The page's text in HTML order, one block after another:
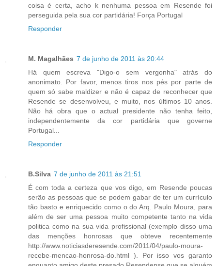
coisa é certa, acho k nenhuma pessoa em Resende foi
perseguida pela sua cor partidária! Força Portugal
Responder
M. Magalhães 7 de junho de 2011 às 20:44
Há quem escreva "Digo-o sem vergonha" atrás do
anonimato. Por favor, menos tiros nos pés por parte de
quem só sabe maldizer e não é capaz de reconhecer que
Resende se desenvolveu, e muito, nos últimos 10 anos.
Não há obra que o actual presidente não tenha feito,
independentemente da cor partidária que governe
Portugal...
Responder
B.Silva 7 de junho de 2011 às 21:51
É com toda a certeza que vos digo, em Resende poucas
serão as pessoas que se podem gabar de ter um currículo
tão basto e enriquecido como o do Arq. Paulo Moura, para
além de ser uma pessoa muito competente tanto na vida
politica como na sua vida profissional (exemplo disso uma
das menções honrosas que obteve recentemente
http://www.noticiasderesende.com/2011/04/paulo-moura-
recebe-mencao-honrosa-do.html ). Por isso vos garanto